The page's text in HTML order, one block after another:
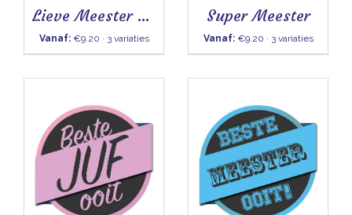
Lieve Meester het was een superleuk jaar
Vanaf:€9.20 · 3 variaties
Super Meester
Vanaf:€9.20 · 3 variaties